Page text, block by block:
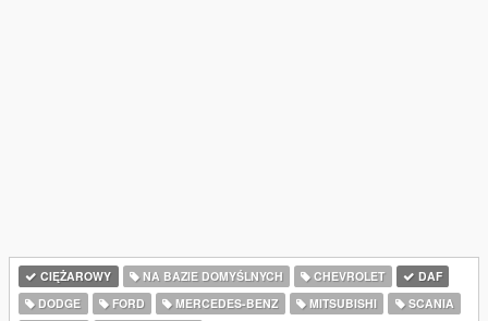
CIĘŻAROWY NA BAZIE DOMYŚLNYCH CHEVROLET
DAF
DODGE
FORD MERCEDES-BENZ MITSUBISHI
SCANIA